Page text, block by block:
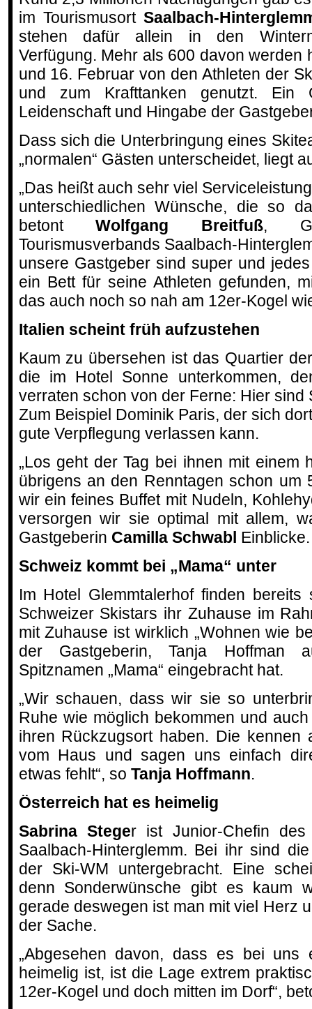
im Tourismusort Saalbach-
stehen dafür allein in den
Verfügung. Mehr als 600 davon werden
und 16. Februar von den Athleten der
und zum Krafttanken genutzt.
Leidenschaft und Hingabe der
Dass sich die Unterbringung eines
„normalen“ Gästen unterscheidet, liegt
„Das heißt auch sehr viel
unterschiedlichen Wünsche, die so
betontWolfgang Breitfuß,
Tourismusverbands Saalbach-
unsere Gastgeber sind super und
ein Bett für seine Athleten gefunden,
das auch noch so nah am 12er-Kogel
Italien scheint früh aufzustehen
Kaum zu übersehen ist das Quartier
die im Hotel Sonne unterkommen,
verraten schon von der Ferne: Hier sind
Zum Beispiel Dominik Paris, der sich
gute Verpflegung verlassen kann.
„Los geht der Tag bei ihnen mit einem
übrigens an den Renntagen schon um
wir ein feines Buffet mit Nudeln,
versorgen wir sie optimal mit allem,
Gastgeberin Camilla Schwabl Einblicke.
Schweiz kommt bei „Mama“ unter
Im Hotel Glemmtalerhof finden
Schweizer Skistars ihr Zuhause im
mit Zuhause ist wirklich „Wohnen wie
der Gastgeberin, Tanja Hoffman
Spitznamen „Mama“ eingebracht hat.
„Wir schauen, dass wir sie so
Ruhe wie möglich bekommen und
ihren Rückzugsort haben. Die kennen
vom Haus und sagen uns einfach
etwas fehlt“, so Tanja Hoffmann.
Österreich hat es heimelig
Sabrina Steger ist Junior-Chefin
Saalbach-Hinterglemm. Bei ihr sind
der Ski-WM untergebracht. Eine
denn Sonderwünsche gibt es kaum
gerade deswegen ist man mit viel Herz
der Sache.
„Abgesehen davon, dass es bei uns
heimelig ist, ist die Lage extrem
12er-Kogel und doch mitten im Dorf“,